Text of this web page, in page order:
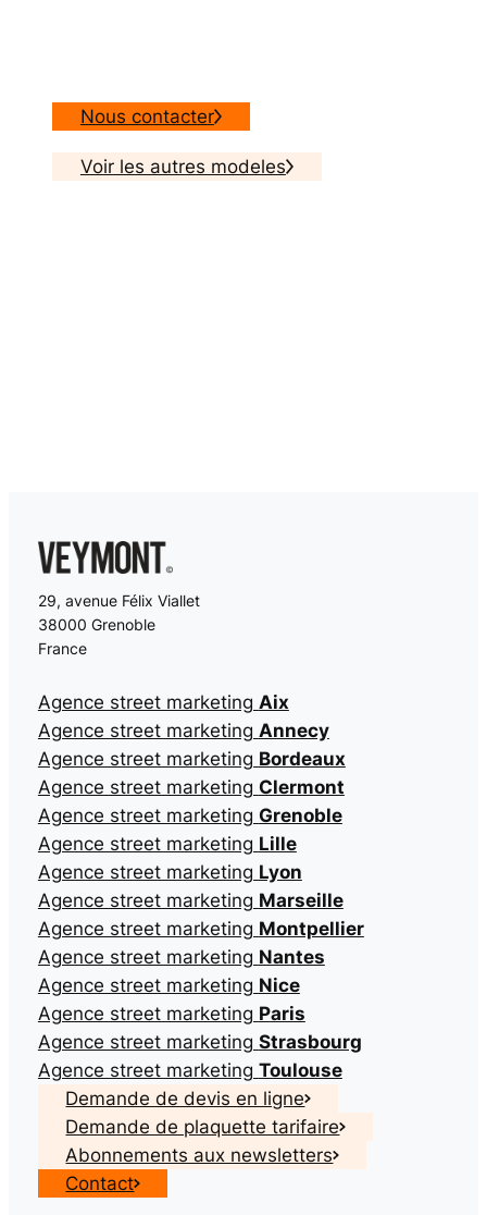
Nous contacter
Voir les autres modeles
29, avenue Félix Viallet
38000 Grenoble
France
Agence street marketing Aix
Agence street marketing Annecy
Agence street marketing Bordeaux
Agence street marketing Clermont
Agence street marketing Grenoble
Agence street marketing Lille
Agence street marketing Lyon
Agence street marketing Marseille
Agence street marketing Montpellier
Agence street marketing Nantes
Agence street marketing Nice
Agence street marketing Paris
Agence street marketing Strasbourg
Agence street marketing Toulouse
Demande de devis en ligne
Demande de plaquette tarifaire
Abonnements aux newsletters
Contact